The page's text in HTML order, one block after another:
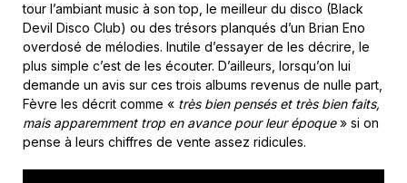
tour l’ambiant music à son top, le meilleur du disco (Black
Devil Disco Club) ou des trésors planqués d’un Brian Eno
overdosé de mélodies. Inutile d’essayer de les décrire, le
plus simple c’est de les écouter. D’ailleurs, lorsqu’on lui
demande un avis sur ces trois albums revenus de nulle part,
Fèvre les décrit comme « très bien pensés et très bien faits,
mais apparemment trop en avance pour leur époque» si on
pense à leurs chiffres de vente assez ridicules.